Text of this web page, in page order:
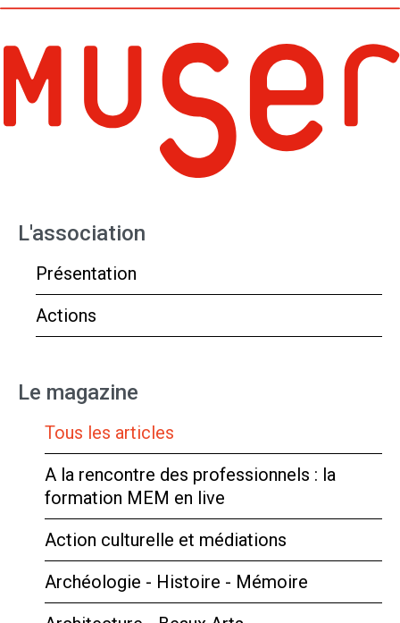
L'association
Présentation
Actions
Le magazine
Tous les articles
A la rencontre des professionnels : la
formation MEM en live
Action culturelle et médiations
Archéologie - Histoire - Mémoire